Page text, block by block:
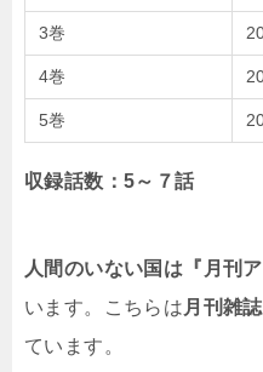
3巻
4巻
5巻
収録話数：5～７話
人間のいない国は『月刊ア
います。こちらは 月刊雑
ています。